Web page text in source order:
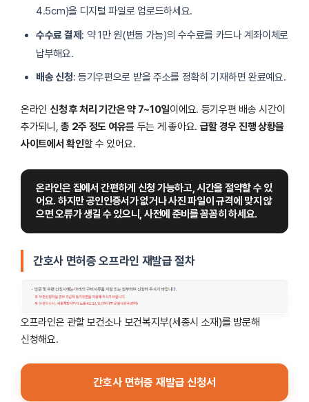
4.5cm)을 디지털 파일로 업로드하세요.
수수료 결제 : 약 1만 원(변동 가능)의 수수료를 카드나 계좌이체로
납부해요.
배송 신청: 등기우편으로 받을 주소를 정확히 기재하면 완료예요.
온라인 신청 후 처리 기간은 약 7~10일이에요. 등기우편 배송 시간이
추가되니,총 2주 정도 여유를 두는 게 좋아요. 급할 경우 진행 상황을
사이트에서 확인할 수 있어요.
온라인은 집에서 간편하게 신청 가능하고, 시간을 절약할 수 있
어요. 하지만 공인인증서가 없거나 사진 파일이 규격에 맞지 않
으면 오류가 생길 수 있으니, 사전에 준비를 꼼꼼히 하세요.
간호사 면허증 오프라인 재발급 절차
오프라인은 관할 보건소나 보건복지부(세종시 소재)를 방문해
신청해요.
간호사 면허증 재발급 신청서